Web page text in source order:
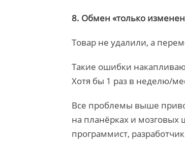
8. Обмен «только
Товар не удалили, а
Такие ошибки
Хотя бы 1 раз в неделю/
Все проблемы выше
на планёрках и мозговых
программист,